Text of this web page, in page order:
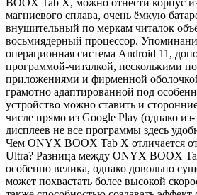
магниевого сплава, очень ёмкую
внушительный по меркам читалок
восьмиядерный процессор.
операционная система Android 11,
программой-читалкой, несколькими
приложениями и фирменной
грамотно адаптированной под
устройство можно ставить и
числе прямо из Google Play (однако
дисплеев не все программы здесь
Чем ONYX BOOX Tab X отличается
Ultra? Разница между ONYX BOOX
особенно велика, однако довольно
может похвастать более высокой